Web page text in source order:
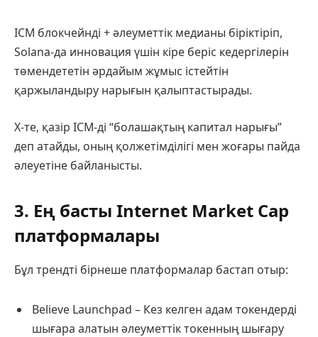
ICM блокчейнді + әлеуметтік медианы біріктіріп,
Solana-да инновация үшін кіре беріс кедергілерін
төмендететін әрдайым жұмыс істейтін
қаржыландыру нарығын қалыптастырады.
X-те, қазір ICM-ді “болашақтың капитал нарығы”
деп атайды, оның қолжетімділігі мен жоғары пайда
әлеуетіне байланысты.
3. Ең басты Internet Market Cap
платформалары
Бұл трендті бірнеше платформалар бастап отыр:
Believe Launchpad – Кез келген адам токендерді
шығара алатын әлеуметтік токенның шығару